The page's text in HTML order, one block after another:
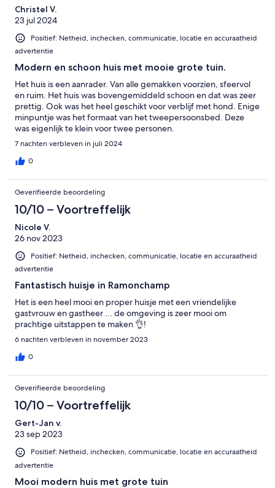
Christel V.
23 jul 2024
Positief: Netheid, inchecken, communicatie, locatie en accuraatheid
advertentie
Modern en schoon huis met mooie grote tuin.
Het huis is een aanrader. Van alle gemakken voorzien, sfeervol
en ruim. Het huis was bovengemiddeld schoon en dat was zeer
prettig. Ook was het heel geschikt voor verblijf met hond. Enige
minpuntje was het formaat van het tweepersoonsbed. Deze
was eigenlijk te klein voor twee personen.
7 nachten verbleven in juli 2024
0
Geverifieerde beoordeling
10/10 – Voortreffelijk
Nicole V.
26 nov 2023
Positief: Netheid, inchecken, communicatie, locatie en accuraatheid
advertentie
Fantastisch huisje in Ramonchamp
Het is een heel mooi en proper huisje met een vriendelijke
gastvrouw en gastheer ... de omgeving is zeer mooi om
prachtige uitstappen te maken 👌!
6 nachten verbleven in november 2023
0
Geverifieerde beoordeling
10/10 – Voortreffelijk
Gert-Jan v.
23 sep 2023
Positief: Netheid, inchecken, communicatie, locatie en accuraatheid
advertentie
Mooi modern huis met grote tuin